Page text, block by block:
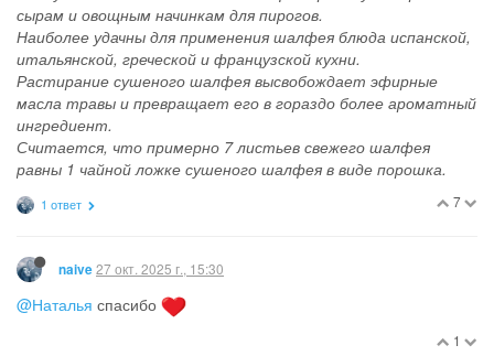
сырам и овощным начинкам для пирогов.
Наиболее удачны для применения шалфея блюда испанской,
итальянской, греческой и французской кухни.
Растирание сушеного шалфея высвобождает эфирные
масла травы и превращает его в гораздо более ароматный
ингредиент.
Считается, что примерно 7 листьев свежего шалфея
равны 1 чайной ложке сушеного шалфея в виде порошка.
7
1 ответ
naive27 окт. 2025 г., 15:30
@Наталья спасибо
1